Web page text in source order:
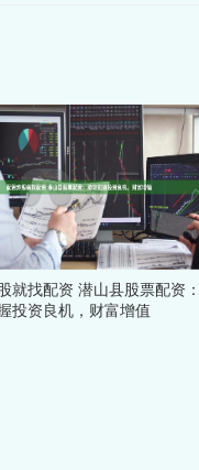
就找配资 潜山县股票配资：
投资良机，财富增值